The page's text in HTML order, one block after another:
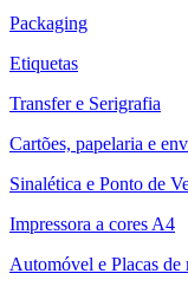
Packaging
Etiquetas
Transfer e Serigrafia
Cartões, papelaria e
Sinalética e Ponto de
Impressora a cores A4
Automóvel e Placas de